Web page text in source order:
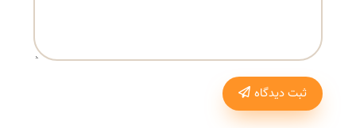
ثبت دیدگاه